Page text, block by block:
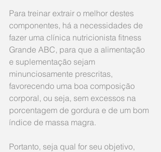
Para treinar extrair o melhor destes
componentes, há a necessidades de
fazer uma clínica nutricionista fitness
Grande ABC, para que a alimentação
e suplementação sejam
minunciosamente prescritas,
favorecendo uma boa composição
corporal, ou seja, sem excessos na
porcentagem de gordura e de um bom
índice de massa magra.
Portanto, seja qual for seu objetivo,